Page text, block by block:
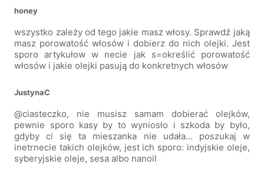
honey
wszystko zależy od tego jakie masz włosy. Sprawdź jaką
masz porowatość włosów i dobierz do nich olejki. Jest
sporo artykułow w necie jak s=określić porowatość
włosów i jakie olejki pasują do konkretnych włosów
JustynaC
@ciasteczko, nie musisz samam dobierać olejków,
pewnie sporo kasy by to wyniosło i szkoda by było,
gdyby ci się ta mieszanka nie udała... poszukaj w
inetrnecie takich olejków, jest ich sporo: indyjskie oleje,
syberyjskie oleje, sesa albo nanoil